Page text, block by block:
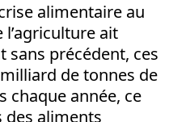
alimentaire au
ait
sans précédent, ces
de tonnes de
chaque année, ce
des aliments